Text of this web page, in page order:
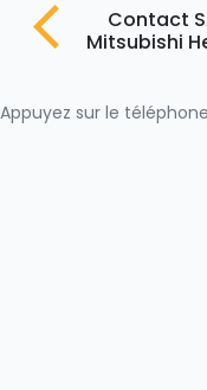
Contact
Mitsubishi
Appuyez sur le